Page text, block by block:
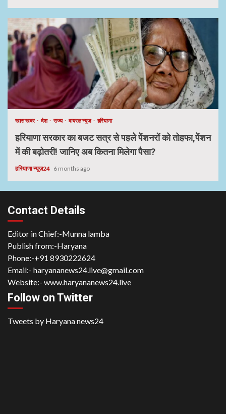
खास खबर देश राज्य वायरल न्यूज़ हरियाणा
हरियाणा सरकार का बजट सत्र से पहले पेंशनरों को तोहफा,पेंशन
में की बढ़ोतरी! जानिए अब कितना मिलेगा पैसा?
हरियाणा न्यूज़24 6 months ago
Contact Details
Editor in Chief:-Munna lamba
Publish from:-Haryana
Phone:-+91 8930222624
Email:- haryananews24.live@gmail.com
Website:- www.haryananews24.live
Follow on Twitter
Tweets by Haryana news24